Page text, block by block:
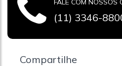
(11) 3346-
Compartilhe